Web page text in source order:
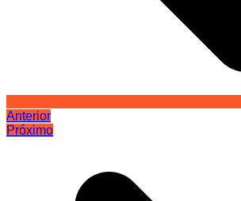
Anterior
Próximo